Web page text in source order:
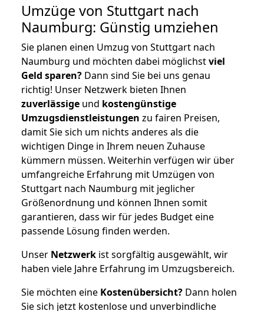
Umzüge von Stuttgart nach
Naumburg: Günstig umziehen
Sie planen einen Umzug von Stuttgart nach
Naumburg und möchten dabei möglichstviel
Geld sparen? Dann sind Sie bei uns genau
richtig! Unser Netzwerk bieten Ihnen
zuverlässige und kostengünstige
Umzugsdienstleistungen zu fairen Preisen,
damit Sie sich um nichts anderes als die
wichtigen Dinge in Ihrem neuen Zuhause
kümmern müssen. Weiterhin verfügen wir über
umfangreiche Erfahrung mit Umzügen von
Stuttgart nach Naumburg mit jeglicher
Größenordnung und können Ihnen somit
garantieren, dass wir für jedes Budget eine
passende Lösung finden werden.
Unser Netzwerk ist sorgfältig ausgewählt, wir
haben viele Jahre Erfahrung im Umzugsbereich.
Sie möchten eine Kostenübersicht? Dann holen
Sie sich jetzt kostenlose und unverbindliche